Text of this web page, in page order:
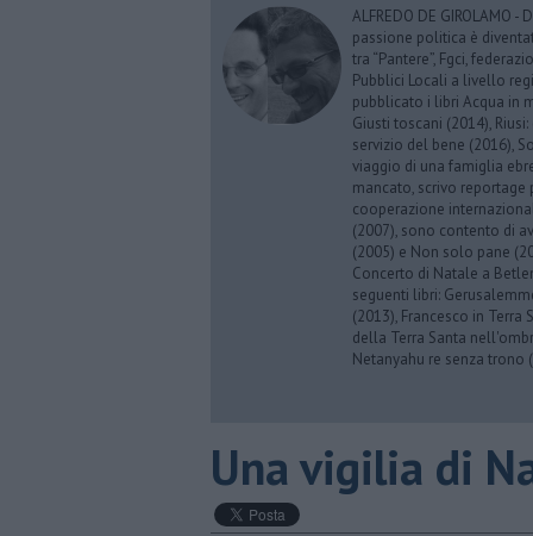
ALFREDO DE GIROLAMO
passione politica è
tra “Pantere”, Fgci,
Pubblici Locali a livello
pubblicato i libri Acqua in
Giusti toscani (2014),
servizio del bene (2016),
viaggio di una famiglia
mancato, scrivo
cooperazione
(2007), sono contento di
(2005) e Non solo pane
Concerto di Natale a
seguenti libri:
(2013), Francesco in Terra
della Terra Santa
Netanyahu re senza trono
Una vigilia di